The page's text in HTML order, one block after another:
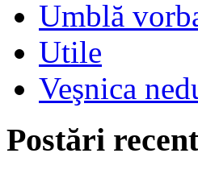
Umblă
Utile
Veşnica
Postări